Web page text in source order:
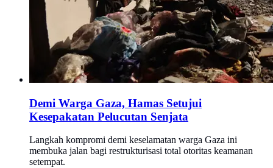
Demi Warga Gaza, Hamas Setujui
Kesepakatan Pelucutan Senjata
Langkah kompromi demi keselamatan warga Gaza ini
membuka jalan bagi restrukturisasi total otoritas keamanan
setempat.